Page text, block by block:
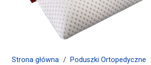
Strona główna / Poduszki Ortopedyczne